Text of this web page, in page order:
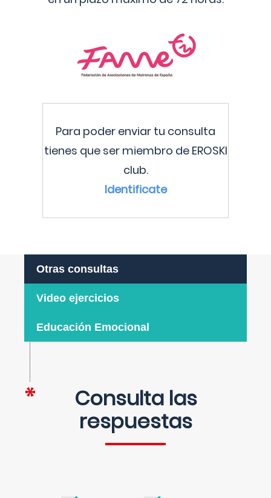
Para poder enviar tu consulta
tienes que ser miembro de EROSKI
club.
Identificate
Otras consultas
Video ejercicios
Educación Emocional
Consulta las
respuestas